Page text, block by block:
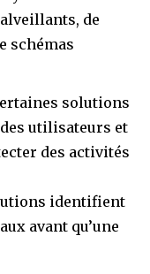
de
schémas
solutions
utilisateurs et
des activités
identifient
avant qu’une